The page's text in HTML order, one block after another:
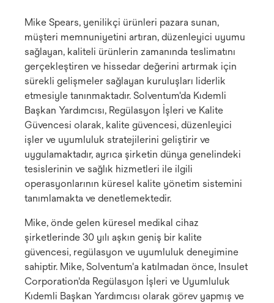
Mike Spears, yenilikçi ürünleri pazara sunan,
müşteri memnuniyetini artıran, düzenleyici uyumu
sağlayan, kaliteli ürünlerin zamanında teslimatını
gerçekleştiren ve hissedar değerini artırmak için
sürekli gelişmeler sağlayan kuruluşları liderlik
etmesiyle tanınmaktadır. Solventum'da Kıdemli
Başkan Yardımcısı, Regülasyon İşleri ve Kalite
Güvencesi olarak, kalite güvencesi, düzenleyici
işler ve uyumluluk stratejilerini geliştirir ve
uygulamaktadır, ayrıca şirketin dünya genelindeki
tesislerinin ve sağlık hizmetleri ile ilgili
operasyonlarının küresel kalite yönetim sistemini
tanımlamakta ve denetlemektedir.
Mike, önde gelen küresel medikal cihaz
şirketlerinde 30 yılı aşkın geniş bir kalite
güvencesi, regülasyon ve uyumluluk deneyimine
sahiptir. Mike, Solventum'a katılmadan önce, Insulet
Corporation'da Regülasyon İşleri ve Uyumluluk
Kıdemli Başkan Yardımcısı olarak görev yapmış ve